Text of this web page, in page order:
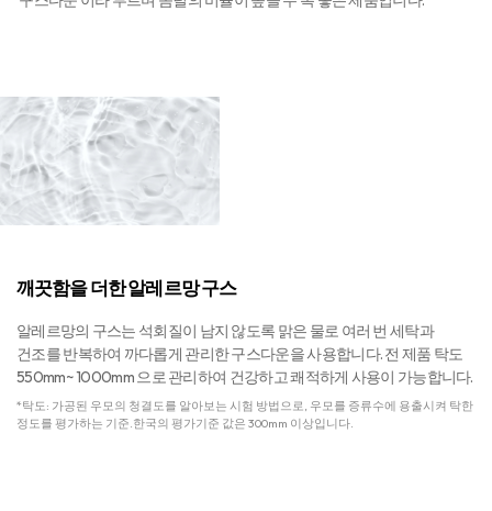
깨끗함을 더한 알레르망 구스​
알레르망의 구스는 석회질이 남지 않도록 맑은 물로 여러 번 세탁과
건조를 반복하여​ 까다롭게 관리한 구스다운을 사용합니다.​전 제품 탁도
550mm~ 1000mm 으로 관리하여 건강하고 쾌적하게 사용이 가능합니다.
*탁도: 가공된 우모의 청결도를 알아보는 시험 방법으로, 우모를 증류수에 용출시켜 탁한
정도를 평가하는 기준.한국의 평가기준 값은 300mm 이상입니다.​